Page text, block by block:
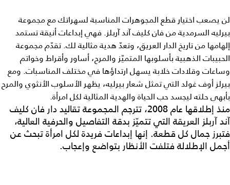
لن يصعب اختيار قطع المجوهرات المناسبة لسهراتك مع مجموعة
بيرليه السرمدية من فان كليف آند آربلز. فهي إبداعات أنيقة تستمد
إلهامها من تاريخ الدار العريق، وتعدّ هدية مثالية لك. تقدّم مجموعة
الحبيبات الذهبية بأسلوبها المتميّز والمرح، أساور وأقراط وخواتم
وساعات وقلادات خلابة يسهل ارتداؤها في مختلف المناسبات. ومع
بيرلز أوف غولد التي تمثل شعار بيرليه، يظهر الأسلوب الأنثوي والمرح
بأبهى حلته ليجسد حب الحياة والهدية المثالية لكل امرأة.
منذ إطلاقها عام 2008، تترجم المجموعة تقاليد دار فان كليف
آند آربلز العريقة التي تتميّز بدقة التفاصيل والحرفية العالية،
فتبرز جمال كل قطعة. إنها إبداعات فريدة لكل امرأة تبحث عن
أجمل الإطلالة فتلفت الأنظار بتواضع وإعجاب.